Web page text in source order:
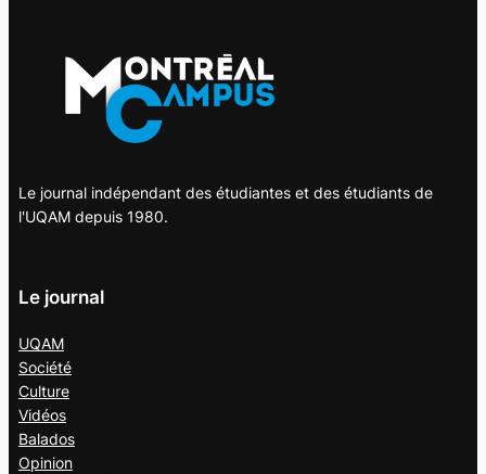
Le journal indépendant des étudiantes et des étudiants de
l'UQAM depuis 1980.
Le journal
UQAM
Société
Culture
Vidéos
Balados
Opinion